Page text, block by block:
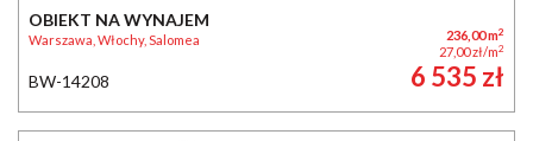
OBIEKT NA WYNAJEM
Warszawa, Włochy, Salomea 236,00 m2
27,00 zł/m2
BW-14208 6 535 zł